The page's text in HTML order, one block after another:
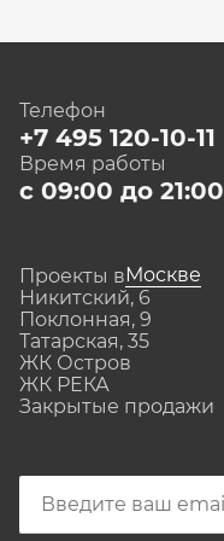
Телефон
+7 495 120-10-11
Время работы
с 09:00 до 21:00
Проекты вМоскве
Никитский, 6
Поклонная, 9
Татарская, 35
ЖК Остров
ЖК РЕКА
Закрытые продажи